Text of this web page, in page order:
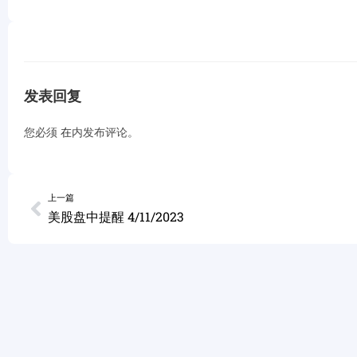
发表回复
您必须 在内发布评论。
上一篇
美股盘中提醒 4/11/2023